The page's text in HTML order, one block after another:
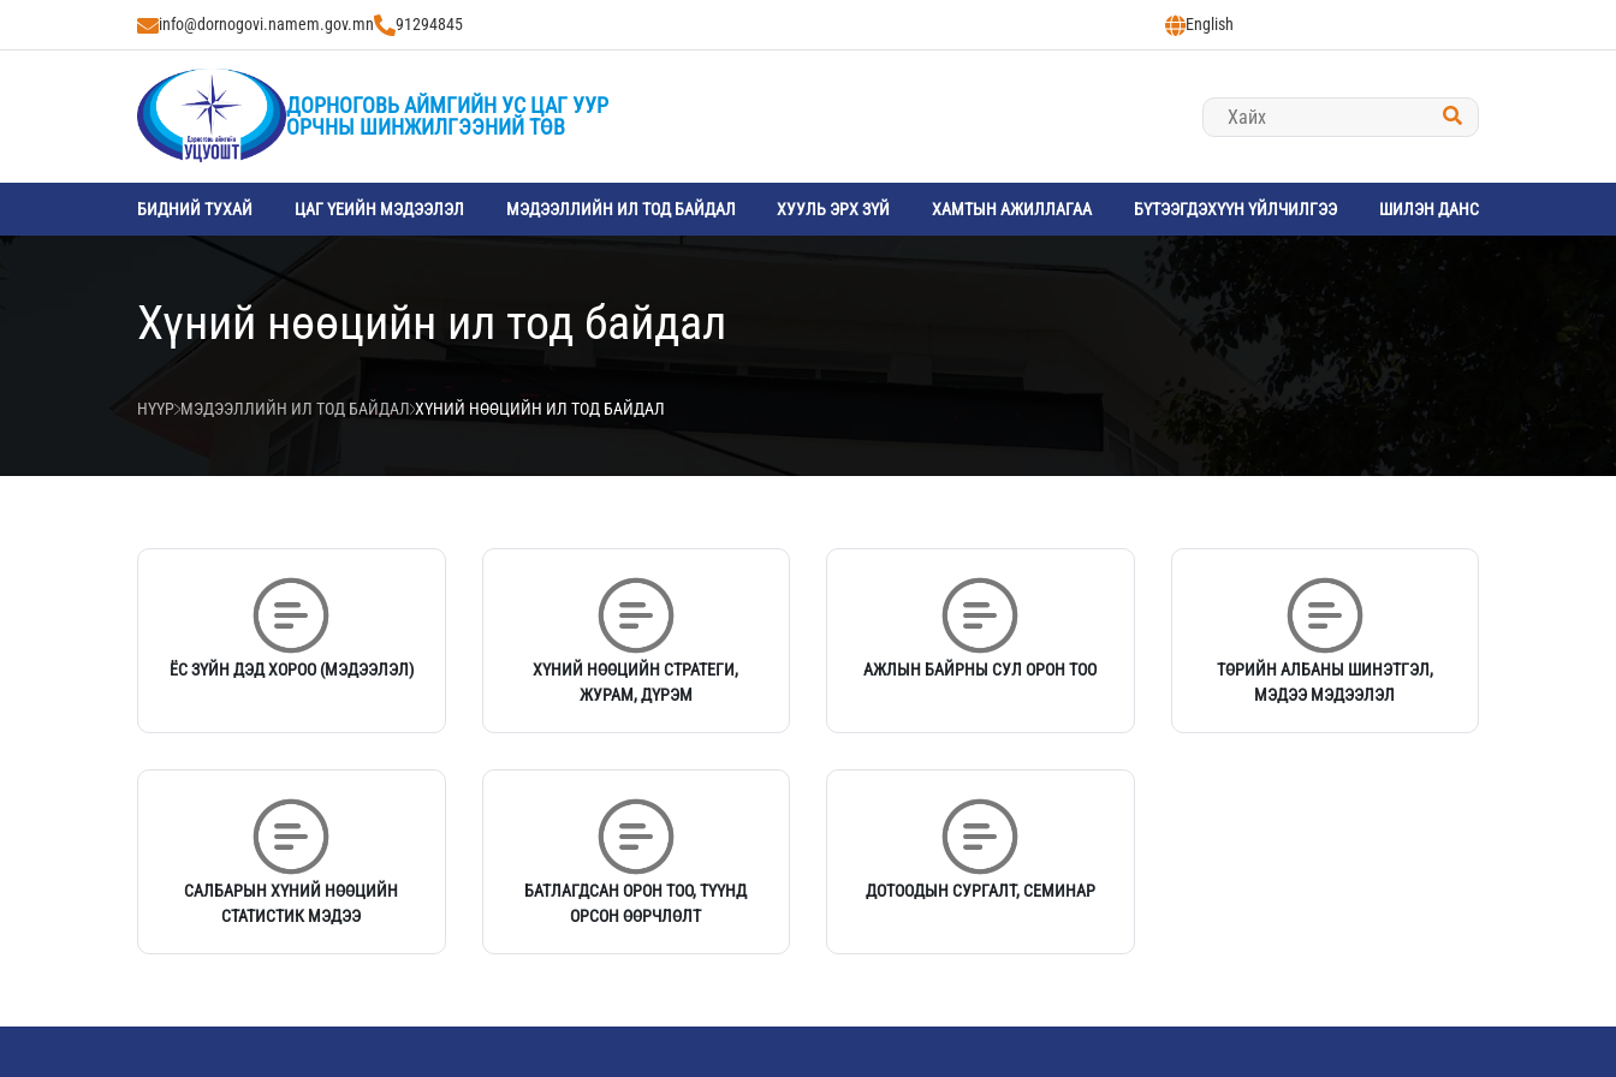
info@dornogovi.namem.gov.mn 91294845 English
ДОРНОГОВЬ АЙМГИЙН УС ЦАГ УУР
ОРЧНЫ ШИНЖИЛГЭЭНИЙ ТӨВ
БИДНИЙ ТУХАЙ ЦАГ ҮЕИЙН МЭДЭЭЛЭЛ МЭДЭЭЛЛИЙН ИЛ ТОД БАЙДАЛ ХУУЛЬ ЭРХ ЗҮЙ ХАМТЫН АЖИЛЛАГАА БҮТЭЭГДЭХҮҮН ҮЙЛЧИЛГЭЭ ШИЛЭН ДАНС
Хүний нөөцийн ил тод байдал
НҮҮР МЭДЭЭЛЛИЙН ИЛ ТОД БАЙДАЛ ХҮНИЙ НӨӨЦИЙН ИЛ ТОД БАЙДАЛ
ЁС ЗҮЙН ДЭД ХОРОО (МЭДЭЭЛЭЛ)
ХҮНИЙ НӨӨЦИЙН СТРАТЕГИ,
ЖУРАМ, ДҮРЭМ
АЖЛЫН БАЙРНЫ СУЛ ОРОН ТОО
ТӨРИЙН АЛБАНЫ ШИНЭТГЭЛ,
МЭДЭЭ МЭДЭЭЛЭЛ
САЛБАРЫН ХҮНИЙ НӨӨЦИЙН
СТАТИСТИК МЭДЭЭ
БАТЛАГДСАН ОРОН ТОО, ТҮҮНД
ОРСОН ӨӨРЧЛӨЛТ
ДОТООДЫН СУРГАЛТ, СЕМИНАР